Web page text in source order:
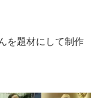
を題材にして制作